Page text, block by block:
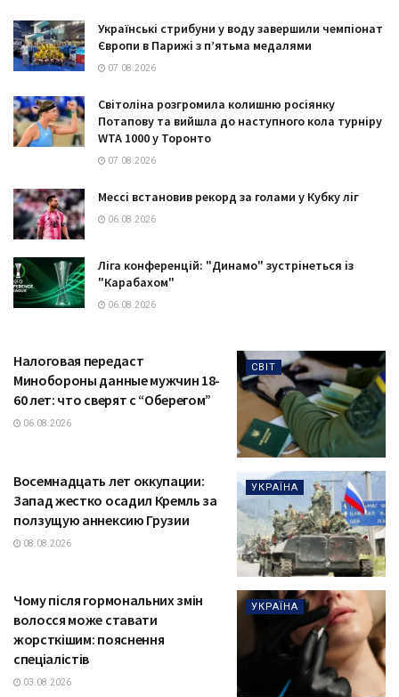
Українські стрибуни у воду завершили чемпіонат
Європи в Парижі з п’ятьма медалями
07.08.2026
Світоліна розгромила колишню росіянку
Потапову та вийшла до наступного кола турніру
WTA 1000 у Торонто
07.08.2026
Мессі встановив рекорд за голами у Кубку ліг
06.08.2026
Ліга конференцій: "Динамо" зустрінеться із
"Карабахом"
06.08.2026
СВІТ
Налоговая передаст
Минобороны данные мужчин 18-
60 лет: что сверят с “Оберегом”
06.08.2026
УКРАЇНА
Восемнадцать лет оккупации:
Запад жестко осадил Кремль за
ползущую аннексию Грузии
08.08.2026
УКРАЇНА
Чому після гормональних змін
волосся може ставати
жорсткішим: пояснення
спеціалістів
03.08.2026